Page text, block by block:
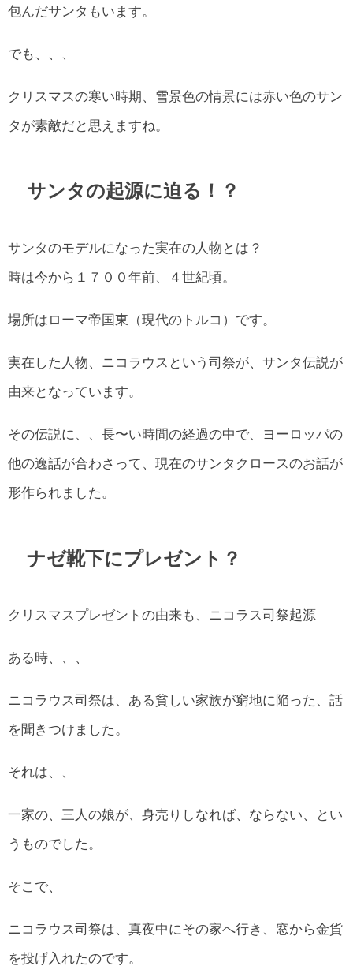
包んだサンタもいます。
でも、、、
クリスマスの寒い時期、雪景色の情景には赤い色のサン
タが素敵だと思えますね。
サンタの起源に迫る！？
サンタのモデルになった実在の人物とは？
時は今から１７００年前、４世紀頃。
場所はローマ帝国東（現代のトルコ）です。
実在した人物、ニコラウスという司祭が、サンタ伝説が
由来となっています。
その伝説に、、長〜い時間の経過の中で、ヨーロッパの
他の逸話が合わさって、現在のサンタクロースのお話が
形作られました。
ナゼ靴下にプレゼント？
クリスマスプレゼントの由来も、ニコラス司祭起源
ある時、、、
ニコラウス司祭は、ある貧しい家族が窮地に陥った、話
を聞きつけました。
それは、、
一家の、三人の娘が、身売りしなれば、ならない、とい
うものでした。
そこで、
ニコラウス司祭は、真夜中にその家へ行き、窓から金貨
を投げ入れたのです。